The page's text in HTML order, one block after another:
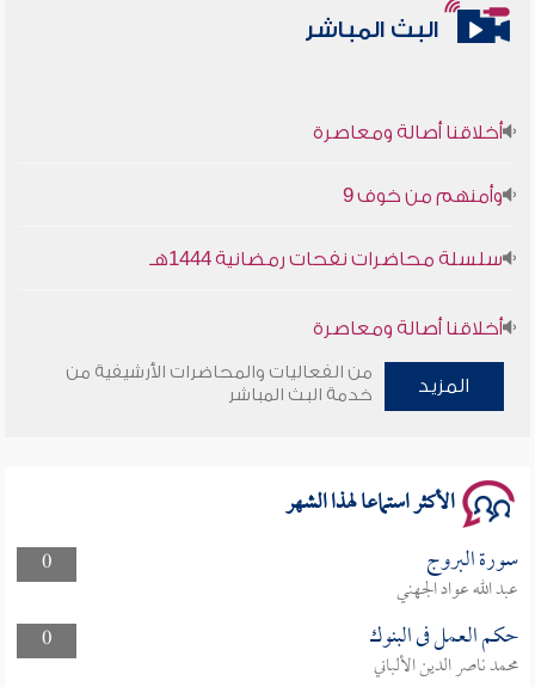
البث المباشر
أخلاقنا أصالة ومعاصرة
وأمنهم من خوف 9
سلسلة محاضرات نفحات رمضانية 1444هـ
أخلاقنا أصالة ومعاصرة
وأمنهم من خوف 9
المزيد
من الفعاليات والمحاضرات الأرشيفية من
خدمة البث المباشر
الأكثر استماعا لهذا الشهر
0 سورة البروج
عبد الله عواد الجهني
0
حكم العمل فى البنوك
محمد ناصر الدين الألباني